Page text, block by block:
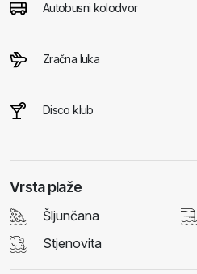
Autobusni kolodvor
Zračna luka
Disco klub
Vrsta plaže
Šljunčana
Stjenovita